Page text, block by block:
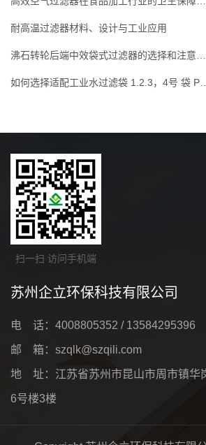
耐高温过滤器材料、设计与工业应用
扫一扫 访问手机端
苏州企立环保科技有限公司
电 话：4008805352 / 13584295396
邮 箱：szqlk@szqili.com
地 址：江苏省苏州市昆山市周市镇华
6号楼3楼